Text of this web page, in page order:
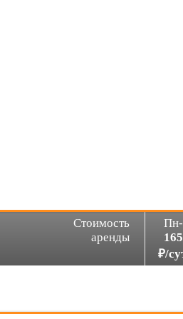
Стоимость
аренды
₽/